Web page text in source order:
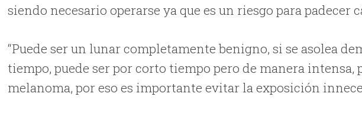
siendo necesario operarse ya que es un riesgo para padecer
“Puede ser un lunar completamente benigno, si se asolea
tiempo, puede ser por corto tiempo pero de manera intensa,
melanoma, por eso es importante evitar la exposición